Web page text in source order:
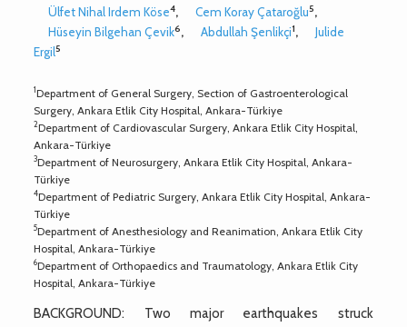
Ülfet Nihal Irdem Köse4, Cem Koray Çataroğlu5,
Hüseyin Bilgehan Çevik6, Abdullah Şenlikçi1,
Julide
Ergil5
1Department of General Surgery, Section of Gastroenterological
Surgery, Ankara Etlik City Hospital, Ankara-Türkiye
2Department of Cardiovascular Surgery, Ankara Etlik City Hospital,
Ankara-Türkiye
3Department of Neurosurgery, Ankara Etlik City Hospital, Ankara-
Türkiye
4Department of Pediatric Surgery, Ankara Etlik City Hospital, Ankara-
Türkiye
5Department of Anesthesiology and Reanimation, Ankara Etlik City
Hospital, Ankara-Türkiye
6Department of Orthopaedics and Traumatology, Ankara Etlik City
Hospital, Ankara-Türkiye
BACKGROUND: Two major earthquakes struck